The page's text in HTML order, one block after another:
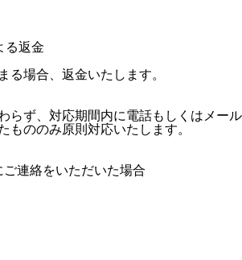
る返金
る場合、返金いたします。
らず、対応期間内に電話もしくはメール
もののみ原則対応いたします。
連絡をいただいた場合